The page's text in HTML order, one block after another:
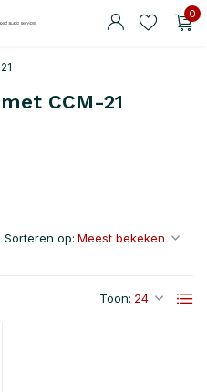
0
CCM-21
Toon:
Sorteren op: